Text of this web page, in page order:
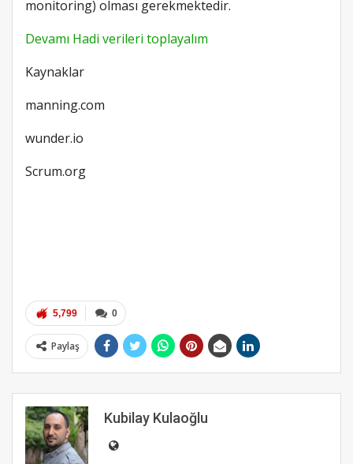
monitoring) olması gerekmektedir.
Devamı Hadi verileri toplayalım
Kaynaklar
manning.com
wunder.io
Scrum.org
0
5,799
Paylaş
Kubilay Kulaoğlu